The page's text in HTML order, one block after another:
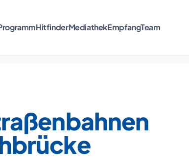
HitfinderMediathekEmpfangTeam